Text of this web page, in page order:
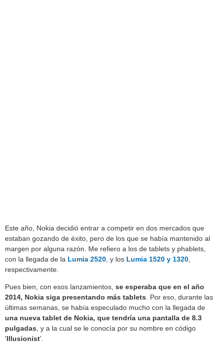
Este año, Nokia decidió entrar a competir en dos mercados que
estaban gozando de éxito, pero de los que se había mantenido al
margen por alguna razón. Me refiero a los de tablets y phablets,
con la llegada de la Lumia 2520 , y los Lumia 1520 y 1320
respectivamente.
Pues bien, con esos lanzamientos, se esperaba que en el año
2014, Nokia siga presentando más tablets . Por eso, durante las
últimas semanas, se había especulado mucho con la llegada de
una nueva tablet de Nokia, que tendría una pantalla de 8.3
pulgadas , y a la cual se le conocía por su nombre en código
'Illusionist'.